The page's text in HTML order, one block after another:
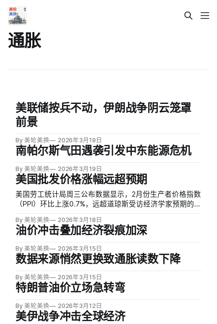
通胀
美联储按兵不动，伊朗战争阴云笼罩
前景
By 美轮美换 2026年3月19日
南帕尔斯气田遇袭引发中东能源危机
By 美轮美换 2026年3月19日
美国批发价格涨幅远超预期
美国劳工统计局周三公布数据显示，2月份生产者价格指数
（PPI）环比上涨0.7%，远超道琼斯受访经济学家预期的
于预期。
By 美轮美换 2026年3月18日
油价冲击叠加经济裂痕加深
By 美轮美换 2026年3月15日
数据来源悄然更换致通胀读数下降
By 美轮美换 2026年3月15日
特朗普油价立场急转弯
By 美轮美换 2026年3月12日
美伊战争冲击全球经济